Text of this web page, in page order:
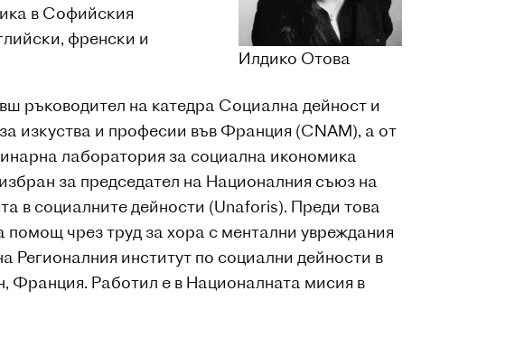
Илдико Отова
в Софийския
френски и
ръководител на катедра Социална дейност и
изкуства и професии във Франция (CNAM), а от
лаборатория за социална икономика
за председател на Националния съюз на
в социалните дейности (Unaforis). Преди това
чрез труд за хора с ментални увреждания
институт по социални дейности в
Работил е в Националната мисия в